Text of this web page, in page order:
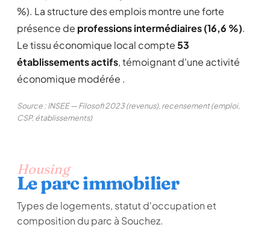
%). La structure des emplois montre une forte
présence de professions intermédiaires (16,6 %).
Le tissu économique local compte53
établissements actifs, témoignant d'une activité
économique modérée .
Source : INSEE — Filosofi 2023 (revenus), recensement (emploi,
CSP, établissements)
Housing
Le parc immobilier
Types de logements, statut d'occupation et
composition du parc à Souchez.